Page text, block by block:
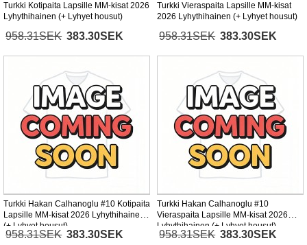
Turkki Kotipaita Lapsille MM-kisat 2026
Lyhythihainen (+ Lyhyet housut)
958.31SEK 383.30SEK
Turkki Vieraspaita Lapsille MM-kisat
2026 Lyhythihainen (+ Lyhyet housut)
958.31SEK 383.30SEK
Turkki Hakan Calhanoglu #10 Kotipaita
Lapsille MM-kisat 2026 Lyhythihainen
(+ Lyhyet housut)
958.31SEK 383.30SEK
Turkki Hakan Calhanoglu #10
Vieraspaita Lapsille MM-kisat 2026
Lyhythihainen (+ Lyhyet housut)
958.31SEK 383.30SEK